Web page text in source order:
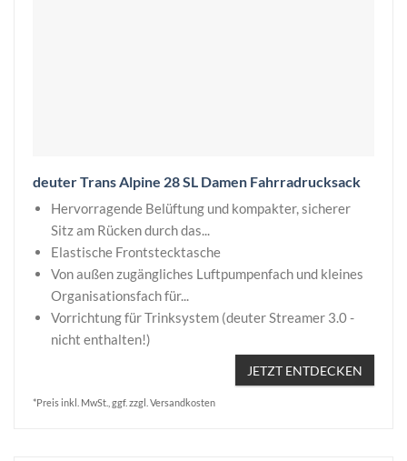
deuter Trans Alpine 28 SL Damen Fahrradrucksack
Hervorragende Belüftung und kompakter, sicherer
Sitz am Rücken durch das...
Elastische Frontstecktasche
Von außen zugängliches Luftpumpenfach und kleines
Organisationsfach für...
Vorrichtung für Trinksystem (deuter Streamer 3.0 -
nicht enthalten!)
JETZT ENTDECKEN
*Preis inkl. MwSt., ggf. zzgl. Versandkosten